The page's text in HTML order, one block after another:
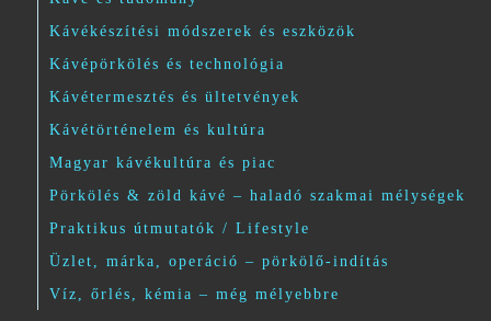
Kávékészítési módszerek és eszközök
Kávépörkölés és technológia
Kávétermesztés és ültetvények
Kávétörténelem és kultúra
Magyar kávékultúra és piac
Pörkölés & zöld kávé – haladó szakmai mélységek
Praktikus útmutatók / Lifestyle
Üzlet, márka, operáció – pörkölő-indítás
Víz, őrlés, kémia – még mélyebbre